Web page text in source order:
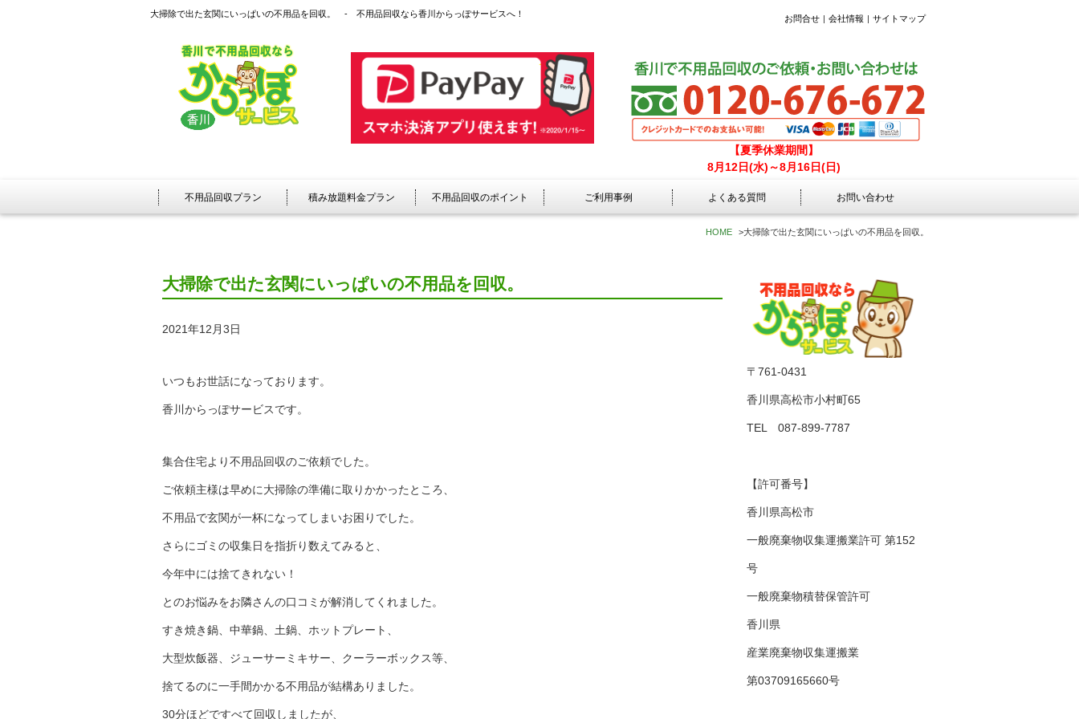
大掃除で出た玄関にいっぱいの不用品を回収。 - 不用品回収なら香川からっぽサービスへ！ お問合せ 会社情報 サイトマップ
【夏季休業期間】
8月12日(水)～8月16日(日)
不用品回収プラン 積み放題料金プラン 不用品回収のポイント ご利用事例 よくある質問 お問い合わせ
HOME >大掃除で出た玄関にいっぱいの不用品を回収。
大掃除で出た玄関にいっぱいの不用品を回収。
2021年12月3日
いつもお世話になっております。
香川からっぽサービスです。
集合住宅より不用品回収のご依頼でした。
ご依頼主様は早めに大掃除の準備に取りかかったところ、
不用品で玄関が一杯になってしまいお困りでした。
さらにゴミの収集日を指折り数えてみると、
今年中には捨てきれない！
とのお悩みをお隣さんの口コミが解消してくれました。
すき焼き鍋、中華鍋、土鍋、ホットプレート、
大型炊飯器、ジューサーミキサー、クーラーボックス等、
捨てるのに一手間かかる不用品が結構ありました。
30分ほどですべて回収しましたが、
〒761-0431
香川県高松市小村町65
TEL 087-899-7787
【許可番号】
香川県高松市
一般廃棄物収集運搬業許可 第152
号
一般廃棄物積替保管許可
香川県
産業廃棄物収集運搬業
第03709165660号